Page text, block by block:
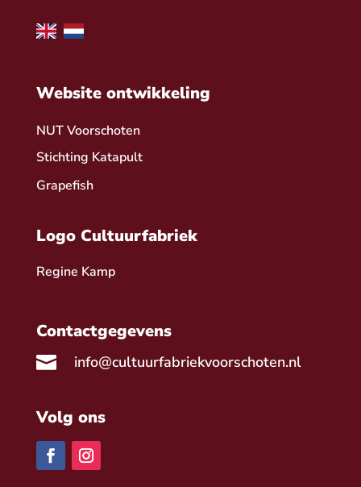
Website ontwikkeling
NUT Voorschoten
Stichting Katapult
Grapefish
Logo Cultuurfabriek
Regine Kamp
Contactgegevens
 info@cultuurfabriekvoorschoten.nl
Volg ons